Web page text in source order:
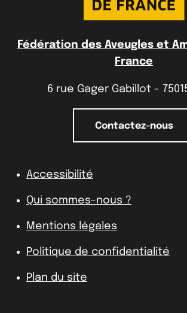
Fédération des Aveugles et
France
6 rue Gager Gabillot - 75015
Contactez-nous
Accessibilité
Qui sommes-nous ?
Mentions légales
Politique de confidentialité
Plan du site